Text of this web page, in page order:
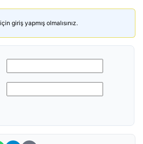
giriş yapmış olmalısınız.